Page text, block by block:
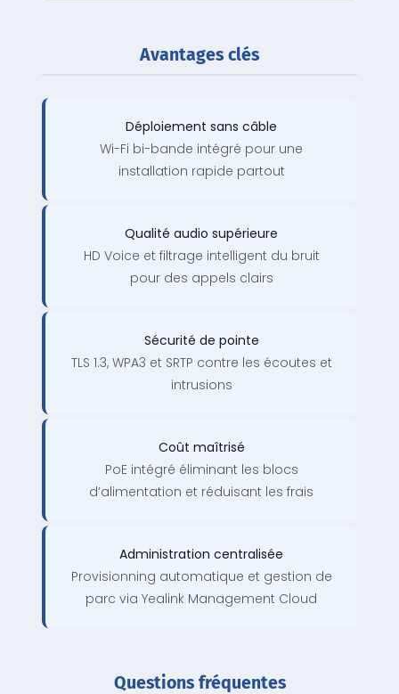
Avantages clés
Déploiement sans câble
Wi-Fi bi-bande intégré pour une
installation rapide partout
Qualité audio supérieure
HD Voice et filtrage intelligent du bruit
pour des appels clairs
Sécurité de pointe
TLS 1.3, WPA3 et SRTP contre les écoutes et
intrusions
Coût maîtrisé
PoE intégré éliminant les blocs
d’alimentation et réduisant les frais
Administration centralisée
Provisionning automatique et gestion de
parc via Yealink Management Cloud
Questions fréquentes